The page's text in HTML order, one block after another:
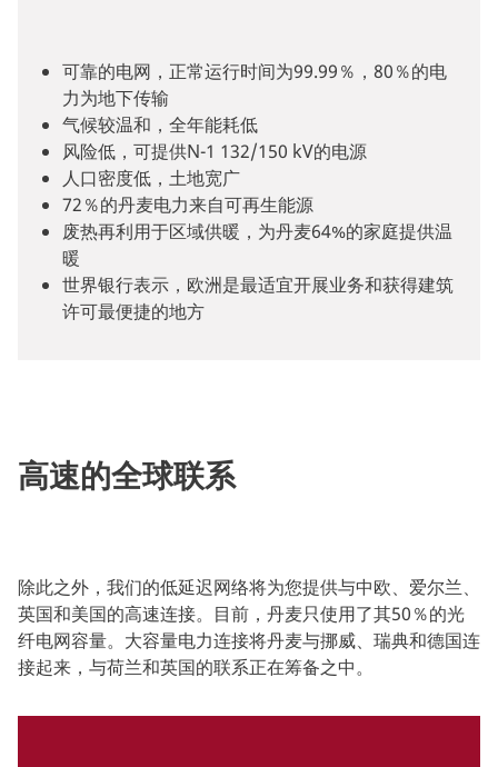
可靠的电网，正常运行时间为99.99％，80％的电
力为地下传输
气候较温和，全年能耗低
风险低，可提供N-1 132/150 kV的电源
人口密度低，土地宽广
72％的丹麦电力来自可再生能源
废热再利用于区域供暖，为丹麦64%的家庭提供温
暖
世界银行表示，欧洲是最适宜开展业务和获得建筑
许可最便捷的地方
高速的全球联系
除此之外，我们的低延迟网络将为您提供与中欧、爱尔兰、
英国和美国的高速连接。目前，丹麦只使用了其50％的光
纤电网容量。大容量电力连接将丹麦与挪威、瑞典和德国连
接起来，与荷兰和英国的联系正在筹备之中。